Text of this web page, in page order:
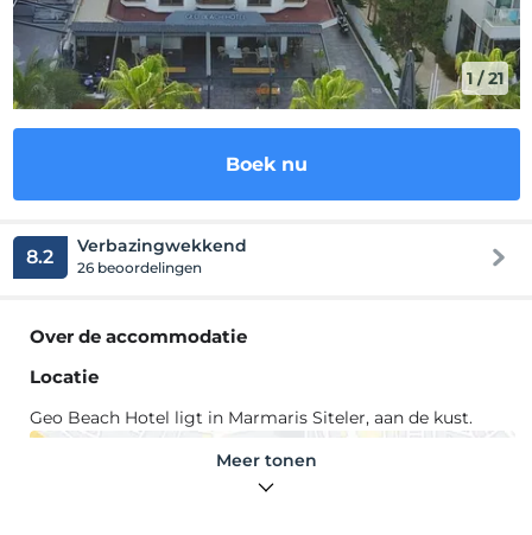
1 /21
Boek nu
8.2 Verbazingwekkend
26 beoordelingen
Over de accommodatie
Locatie
Geo Beach Hotel ligt in Marmaris Siteler, aan de kust.
Meer tonen